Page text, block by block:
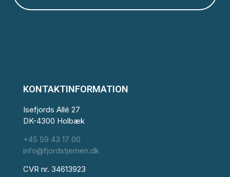
KONTAKTINFORMATION
Isefjords Allé 27
DK-4300 Holbæk
+45 59 43 17 00
info@fjordstjernen.dk
CVR nr. 34613923